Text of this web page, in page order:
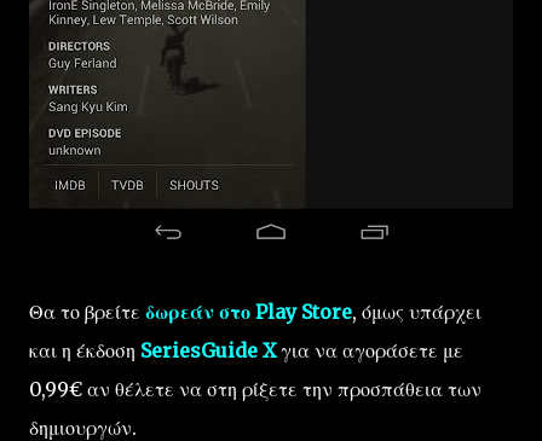
Θα το βρείτε δωρεάν στο Play Store, όμως υπάρχει
και η έκδοση SeriesGuide Xγια να αγοράσετε με
0,99€ αν θέλετε να στη ρίξετε την προσπάθεια των
δημιουργών.